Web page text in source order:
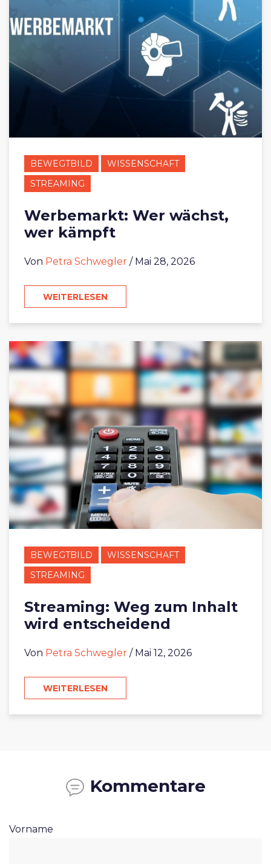
BEWEGTBILD
WISSENSCHAFT
STREAMING
Werbemarkt: Wer wächst,
wer kämpft
Von Petra Schwegler / Mai 28, 2026
WEITERLESEN
BEWEGTBILD
WISSENSCHAFT
STREAMING
Streaming: Weg zum Inhalt
wird entscheidend
Von Petra Schwegler / Mai 12, 2026
WEITERLESEN
Kommentare
Vorname